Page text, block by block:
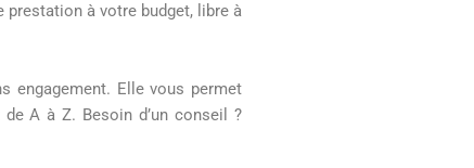
prestation à votre budget, libre à
engagement. Elle vous permet
A à Z. Besoin d’un conseil ?